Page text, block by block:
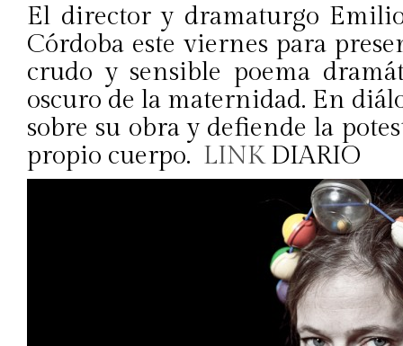
El director y dramaturgo
Córdoba este viernes para
crudo y sensible poema
oscuro de la maternidad. En
sobre su obra y defiende la
propio cuerpo. LINKDIARIO